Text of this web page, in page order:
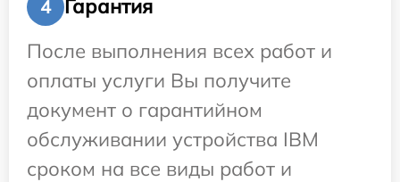
4
Гарантия
После выполнения всех работ и
оплаты услуги Вы получите
документ о гарантийном
обслуживании устройства IBM
сроком на все виды работ и